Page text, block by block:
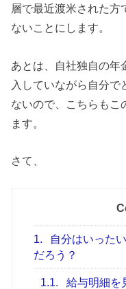
層で最近渡米された方
ないことにします。
あとは、自社独自の
入していながら自分で
ないので、こちらもこ
ます。
さて、
1.
自分はいった
だろう？
1.1. 給与明細を